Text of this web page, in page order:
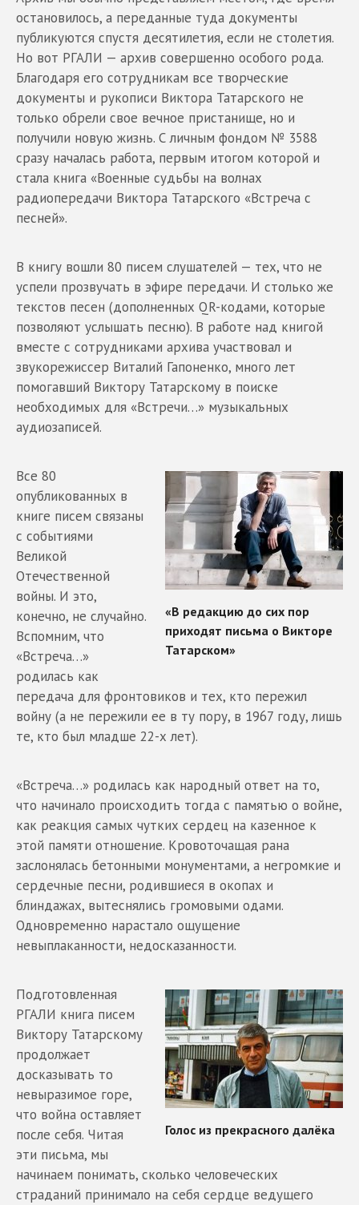
остановилось, а переданные туда документы
публикуются спустя десятилетия, если не столетия.
Но вот РГАЛИ — архив совершенно особого рода.
Благодаря его сотрудникам все творческие
документы и рукописи Виктора Татарского не
только обрели свое вечное пристанище, но и
получили новую жизнь. С личным фондом № 3588
сразу началась работа, первым итогом которой и
стала книга «Военные судьбы на волнах
радиопередачи Виктора Татарского «Встреча с
песней».
В книгу вошли 80 писем слушателей — тех, что не
успели прозвучать в эфире передачи. И столько же
текстов песен (дополненных QR-кодами, которые
позволяют услышать песню). В работе над книгой
вместе с сотрудниками архива участвовал и
звукорежиссер Виталий Гапоненко, много лет
помогавший Виктору Татарскому в поиске
необходимых для «Встречи…» музыкальных
аудиозаписей.
Все 80
опубликованных в
книге писем связаны
с событиями
Великой
Отечественной
войны. И это,
конечно, не случайно.
Вспомним, что
«Встреча…»
родилась как
передача для фронтовиков и тех, кто пережил
войну (а не пережили ее в ту пору, в 1967 году, лишь
те, кто был младше 22-х лет).
«Встреча…» родилась как народный ответ на то,
что начинало происходить тогда с памятью о войне,
как реакция самых чутких сердец на казенное к
этой памяти отношение. Кровоточащая рана
заслонялась бетонными монументами, а негромкие и
сердечные песни, родившиеся в окопах и
блиндажах, вытеснялись громовыми одами.
Одновременно нарастало ощущение
невыплаканности, недосказанности.
Подготовленная
РГАЛИ книга писем
Виктору Татарскому
продолжает
досказывать то
невыразимое горе,
что война оставляет
после себя. Читая
эти письма, мы
начинаем понимать, сколько человеческих
страданий принимало на себя сердце ведущего